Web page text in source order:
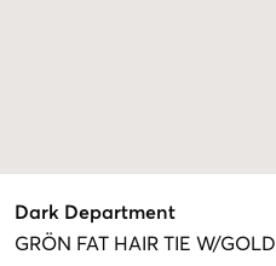
Dark Department
GRÖN FAT HAIR TIE W/GOLD